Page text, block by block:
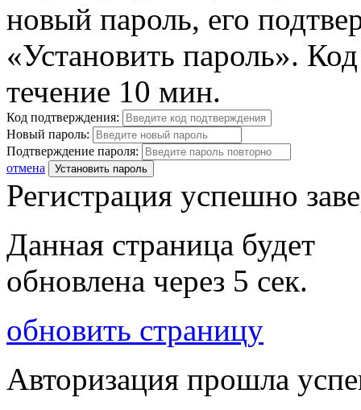
новый пароль, его
«Установить пароль».
течение 10 мин.
Код подтверждения:
Новый пароль:
Подтверждение пароля:
отмена
Установить пароль
Регистрация успешно
Данная страница будет
обновлена через 5 сек.
обновить страницу
Авторизация прошла